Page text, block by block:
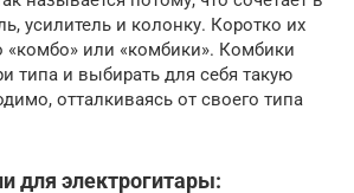
усилитель и колонку. Коротко их
или «комбики». Комбики
типа и выбирать для себя такую
отталкиваясь от своего типа
для электрогитары: